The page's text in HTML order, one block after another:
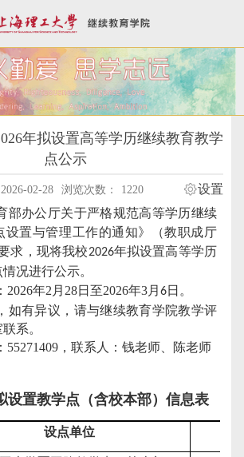
年拟设置高等学历继续教育教学
点公示
02-28 浏览次数： 1220
设置
部办公厅关于严格规范高等学历继续
设置与管理工作的通知》（教职成厅
求，现将我校2026年拟设置高等学历
况进行公示。
2026年2 月 28日至2026年3月 6日。
如有异议，请与继续教育学院教学评
系。
55271409 ，联系人：钱老师、 陈老师
设置教学点（含校本部）信息表
设点单位